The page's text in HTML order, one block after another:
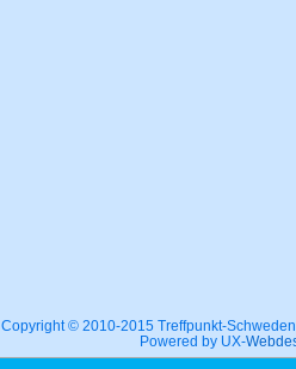
Copyright © 2010-2015 Treffpunkt-
Powered by UX-